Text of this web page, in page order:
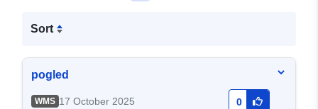
Sort
pogled
WMS 17 October 2025 0